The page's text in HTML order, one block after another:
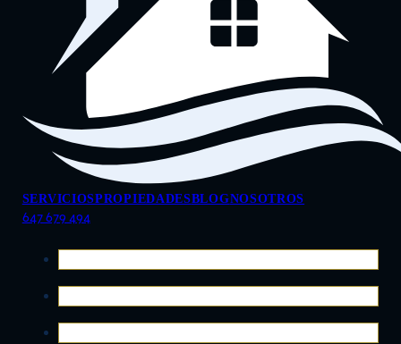
SERVICIOSPROPIEDADESBLOGNOSOTROS
647 679 494